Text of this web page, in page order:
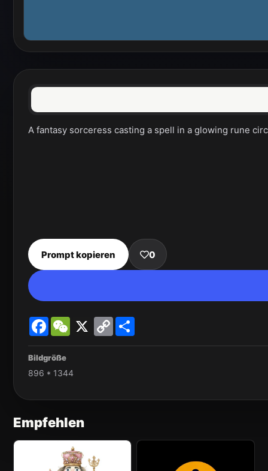
A fantasy sorceress casting a spell in a glowing rune
Prompt kopieren 0
FacebookWeChat
X
Copy
Link
Bildgröße
896 * 1344
Empfehlen